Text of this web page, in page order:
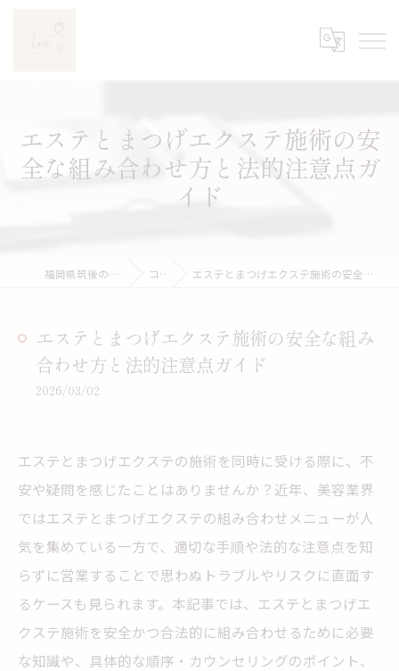
エステとまつげエクステ施術の安
全な組み合わせ方と法的注意点ガ
イド
福岡県筑後のエステならLuce コラム エステとまつげエクステ施術の安全な組み合わせ方と法的注意点ガイド
エステとまつげエクステ施術の安全な組み
合わせ方と法的注意点ガイド
2026/03/02
エステとまつげエクステの施術を同時に受ける際に、不
安や疑問を感じたことはありませんか？近年、美容業界
ではエステとまつげエクステの組み合わせメニューが人
気を集めている一方で、適切な手順や法的な注意点を知
らずに営業することで思わぬトラブルやリスクに直面す
るケースも見られます。本記事では、エステとまつげエ
クステ施術を安全かつ合法的に組み合わせるために必要
な知識や、具体的な順序・カウンセリングのポイント、